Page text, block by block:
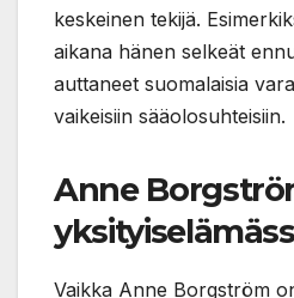
keskeinen tekijä.
aikana hänen selkeät
auttaneet suomalaisia
vaikeisiin sääolosuhteisiin.
Anne
Vaikka Anne Borgström